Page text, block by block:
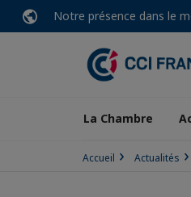
Notre présence dans le
La Chambre
Accueil Actualités